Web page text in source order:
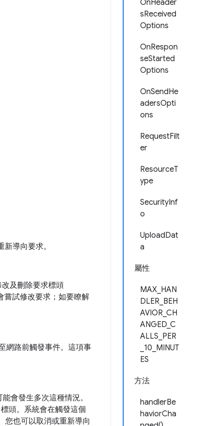
OnHeader
sReceived
Options
OnRespon
seStarted
Options
OnSendHe
adersOpti
ons
RequestFilt
er
ResourceT
ype
SecurityInf
o
UploadDat
a
屬性
MAX_HAN
DLER_BEH
AVIOR_CH
ANGED_C
ALLS_PER
_10_MINUT
ES
方法
handlerBe
haviorCha
導向要求。
及刪除要求標頭
嘗試修改要求；如要瞭解
網路前觸發事件。這項事
會發生多次這種情況。
頭。系統會在觸發這個
您也可以取消或重新導向